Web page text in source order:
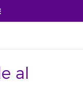
al